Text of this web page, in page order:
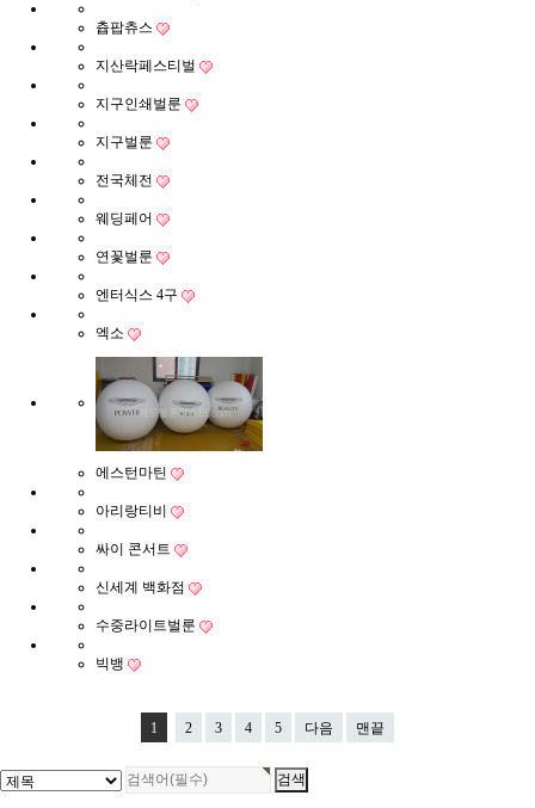
츕팝츄스
지산락페스티벌
지구인쇄벌룬
지구벌룬
전국체전
웨딩페어
연꽃벌룬
엔터식스 4구
엑소
에스턴마틴
아리랑티비
싸이 콘서트
신세계 백화점
수중라이트벌룬
빅뱅
1 2 3 4 5 다음 맨끝